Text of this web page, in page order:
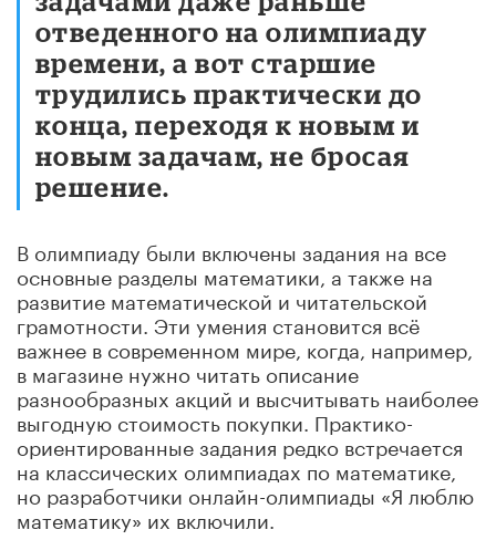
отведенного на олимпиаду
времени, а вот старшие
трудились практически до
конца, переходя к новым и
новым задачам, не бросая
решение.
В олимпиаду были включены задания на все
основные разделы математики, а также на
развитие математической и читательской
грамотности. Эти умения становится всё
важнее в современном мире, когда, например,
в магазине нужно читать описание
разнообразных акций и высчитывать наиболее
выгодную стоимость покупки. Практико-
ориентированные задания редко встречается
на классических олимпиадах по математике,
но разработчики онлайн-олимпиады «Я люблю
математику» их включили.